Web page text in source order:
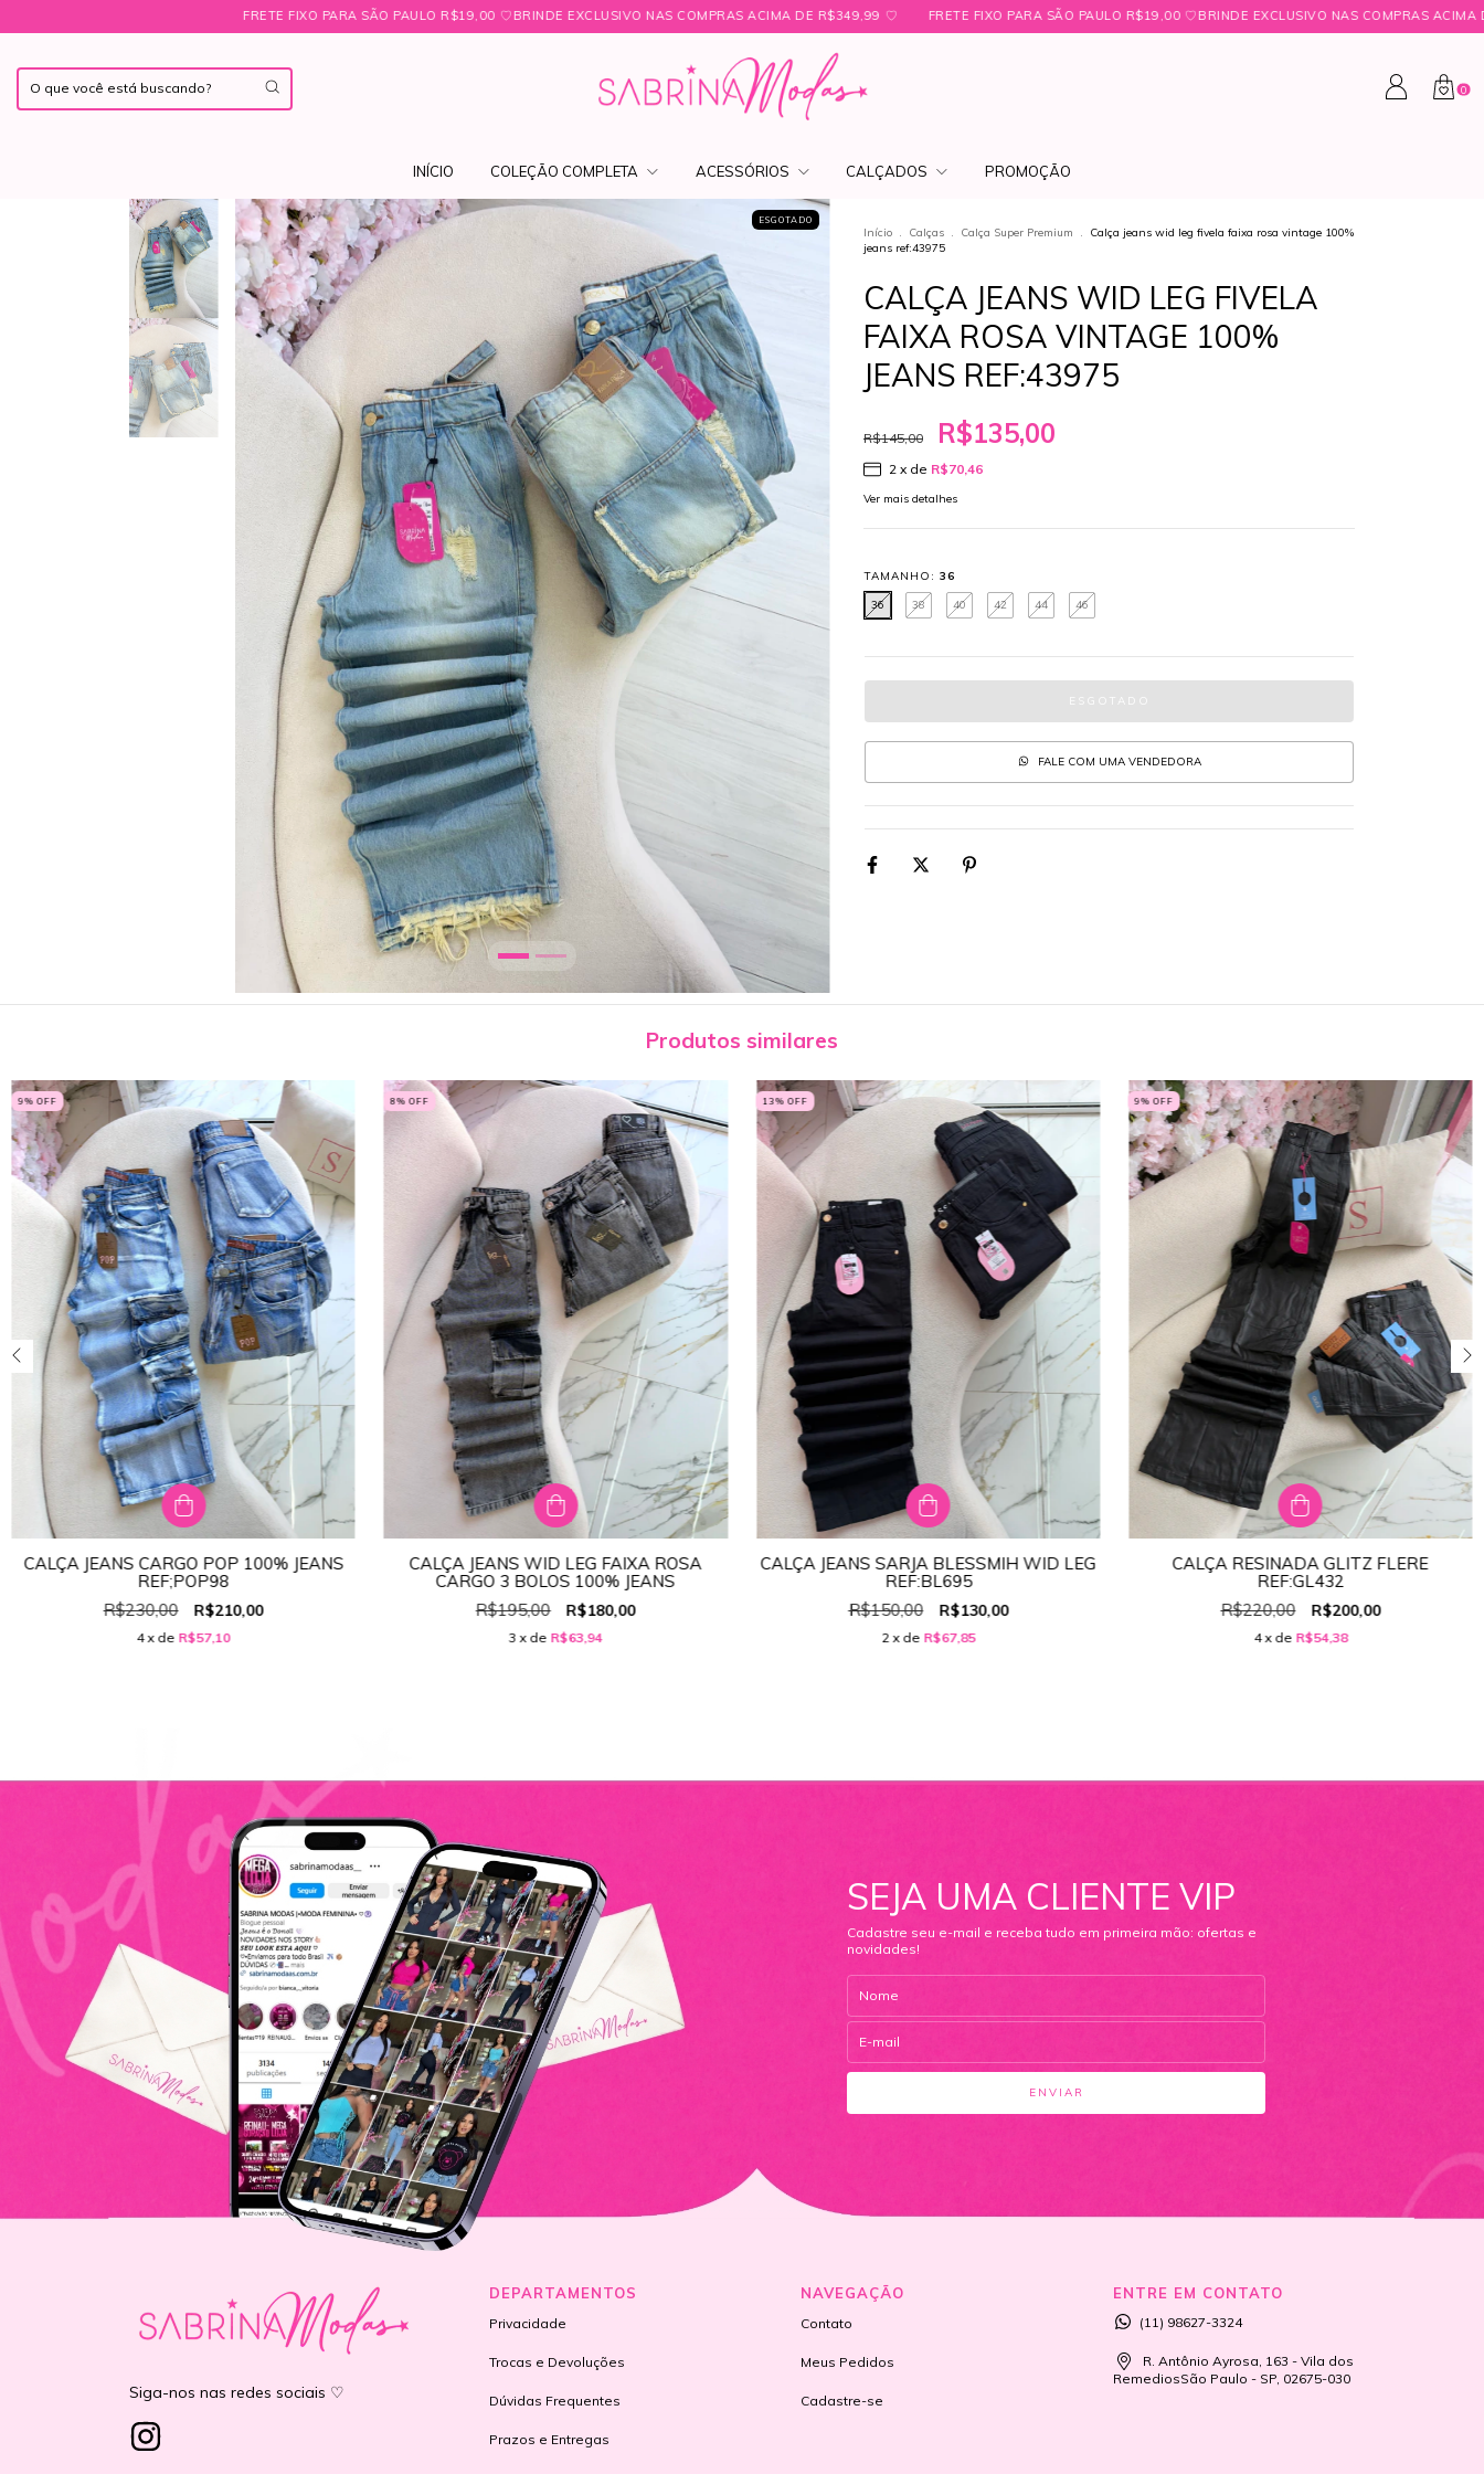
FRETE FIXO PARA SÃO PAULO R$19,00 ㅤ♡ㅤBRINDE EXCLUSIVO NAS COMPRAS ACIMA DE R$349,99 ㅤ♡ FRETE FIXO PARA SÃO PAULO R$19,00 ㅤ♡ㅤBRINDE EXCLUSIVO NAS COMPRAS ACIMA DE R$349,99 ㅤ♡ FRETE
0
INÍCIO COLEÇÃO COMPLETA ACESSÓRIOS CALÇADOS PROMOÇÃO
ESGOTADO
Início . Calças . Calça Super Premium .
Calça jeans wid leg fivela faixa rosa vintage 100%
jeans ref:43975
CALÇA JEANS WID LEG FIVELA
FAIXA ROSA VINTAGE 100%
JEANS REF:43975
R$145,00 R$135,00
2 x de R$70,46
Ver mais detalhes
TAMANHO: 36
36
38 40 42 44 46
FALE COM UMA VENDEDORA
Produtos similares
9% OFF
TAMANHO:38
CALÇA JEANS CARGO POP 100% JEANS
REF;POP98
R$230,00
R$210,00
4 x de R$57,10
8% OFF
TAMANHO:44
CALÇA JEANS WID LEG FAIXA ROSA
CARGO 3 BOLOS 100% JEANS
R$195,00
R$180,00
3 x de R$63,94
13% OFF
TAMANHO:
44
CALÇA JEANS SARJA BLESSMIH WID LEG
REF:BL695
R$150,00
R$130,00
2 x de R$67,85
9% OFF
TAMANHO:40
CALÇA RESINADA GLITZ FLERE
REF:GL432
R$220,00
R$200,00
4 x de R$54,38
SEJA UMA CLIENTE VIP
Cadastre seu e-mail e receba tudo em primeira mão: ofertas e
novidades!
Siga-nos nas redes sociais ♡
DEPARTAMENTOS
Privacidade
Trocas e Devoluções
Dúvidas Frequentes
Prazos e Entregas
NAVEGAÇÃO
Contato
Meus Pedidos
Cadastre-se
ENTRE EM CONTATO
(11) 98627-3324
R. Antônio Ayrosa, 163 - Vila dos
RemediosSão Paulo - SP, 02675-030